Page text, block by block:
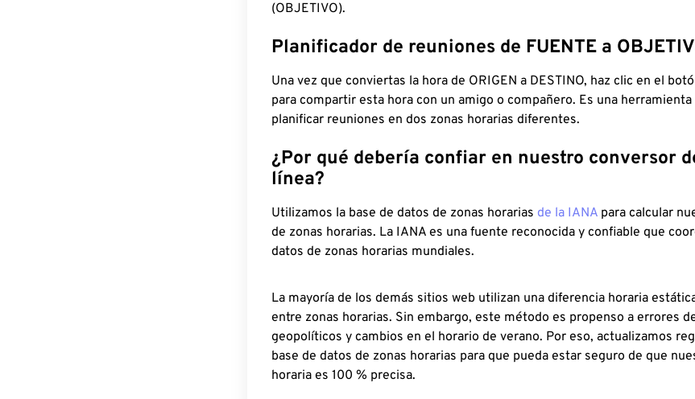
(OBJETIVO).
Planificador de reuniones de FUENTE a
Una vez que conviertas la hora de ORIGEN a DESTINO, haz clic en el
para compartir esta hora con un amigo o compañero. Es una
planificar reuniones en dos zonas horarias diferentes.
¿Por qué debería confiar en nuestro conversor
línea?
Utilizamos la base de datos de zonas horarias de la IANA para calcular
de zonas horarias. La IANA es una fuente reconocida y confiable que
datos de zonas horarias mundiales.
La mayoría de los demás sitios web utilizan una diferencia horaria
entre zonas horarias. Sin embargo, este método es propenso a errores
geopolíticos y cambios en el horario de verano. Por eso, actualizamos
base de datos de zonas horarias para que pueda estar seguro de que
horaria es 100 % precisa.